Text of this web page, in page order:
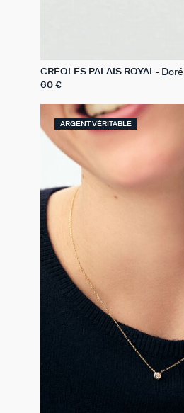
CRÉOLES PALAIS ROYAL Doré
60 €
ARGENT VÉRITABLE